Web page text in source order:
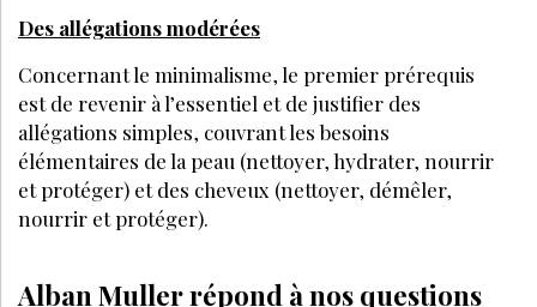
INSTITUT DE BEAUTÉ SANS AVOIR L'IMPRESSION DE
5 CONSEILS POUR ADAPTER VOS CONTENUS
DIGITAUX AUX NOUVELLES ATTENTES DES MOTEURS
DE RECHERCHE À L'ÈRE DE L'IA
BEAUTÉ ?